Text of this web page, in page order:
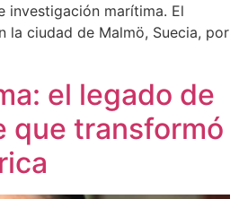
investigación marítima. El
la ciudad de Malmö, Suecia, por
el legado de
que transformó